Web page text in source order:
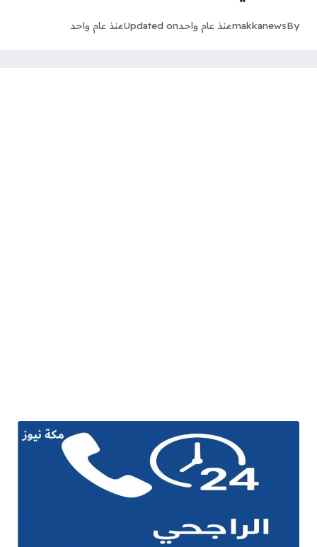
By
makkanewsمنذ عام واحدUpdated onمنذ عام واحد